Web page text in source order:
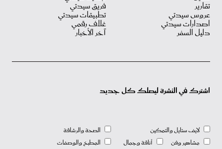
تقارير
عروس سيدتي
اصدارات سيدتي
دليل السفر
فريق سيدتي
تطبيقات سيدتي
غلاف رقمي
آخر الأخبار
اشترك في النشرة ليصلك كل جديد
لايف ستايل والتمكين
مشاهير وفن
أناقة وجمال
الصحة والرشاقة
المطبخ والوصفات